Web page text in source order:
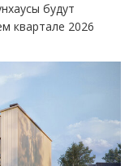
будут
квартале 2026